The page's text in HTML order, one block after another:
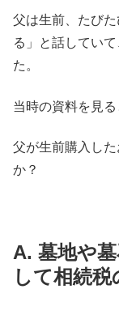
父は生前、たび
る」と話してい
た。
当時の資料を見
父が生前購入し
か？
A. 墓地や
して相続税